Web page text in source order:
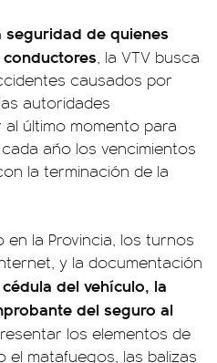
seguridad de quienes
, la VTV busca
causados por
autoridades
último momento para
año los vencimientos
la terminación de la
la Provincia, los turnos
y la documentación
del vehículo, la
del seguro al
los elementos de
el matafuegos, las balizas